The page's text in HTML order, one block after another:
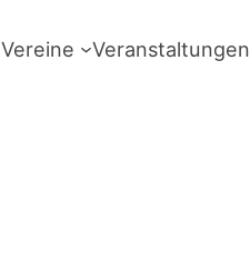
Vereine Veranstaltungen